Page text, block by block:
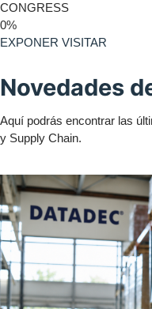
CONGRESS
0%
EXPONER VISITAR
Novedades
Aquí podrás encontrar las
y Supply Chain.